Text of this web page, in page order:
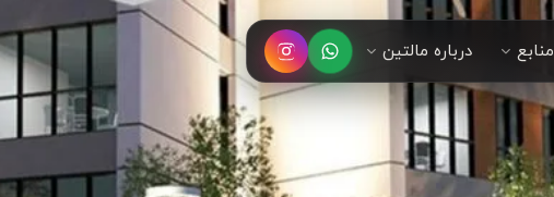
منابع درباره مالتین